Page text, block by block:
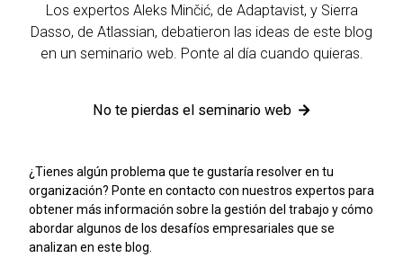
Los expertos Aleks Minčić, de Adaptavist, y Sierra
Dasso, de Atlassian, debatieron las ideas de este blog
en un seminario web. Ponte al día cuando quieras.
No te pierdas el seminario web
¿Tienes algún problema que te gustaría resolver en tu
organización? Ponte en contacto con nuestros expertos para
obtener más información sobre la gestión del trabajo y cómo
abordar algunos de los desafíos empresariales que se
analizan en este blog.